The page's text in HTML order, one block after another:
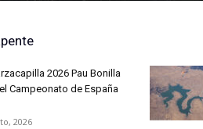
2026 Pau Bonilla
Campeonato de España
2026